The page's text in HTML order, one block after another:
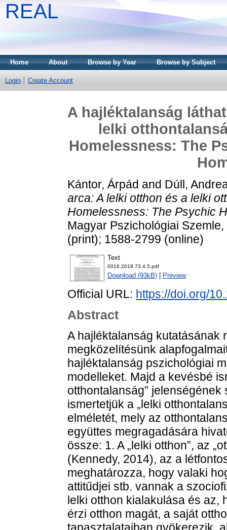
REAL
Home About Browse by Year Browse by Subject
Login Create Account
A hajléktalanság
lelki
Homelessness: The
Kántor, Árpád and Dúll,
arca: A lelki otthon és a lelki
Homelessness: The Psychic
Magyar Pszichológiai
(print); 1588-2799 (online)
Text
0016.2018.73.4.5.pdf
Download (93kB) Preview
Official URL: https://doi.org/
Abstract
A hajléktalanság kutatásának
megközelítésünk
hajléktalanság pszichológiai
modelleket. Majd a kevésbé
otthontalanság”
ismertetjük a „lelki
elméletét, mely az
együttes megragadására
össze: 1. A „lelki otthon”, az
(Kennedy, 2014), az a
meghatározza, hogy valaki
attitűdjei stb. vannak a
lelki otthon kialakulása és az,
érzi otthon magát, a saját